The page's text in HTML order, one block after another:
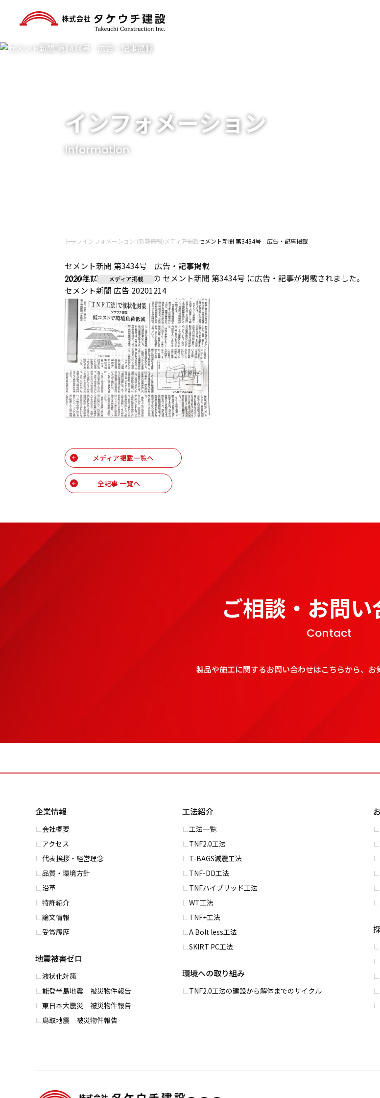
インフォメーション
Information
トップインフォメーション (新着情報) メディア掲載セメント新聞 第3434号 広告・記事掲載
2020.12.17 メディア掲載
セメント新聞 第3434号 広告・記事掲載
2020年12月14日(月)発行の セメント新聞 第3434号 に広告・記事が掲載されました。
セメント新聞 広告 20201214
メディア掲載一覧へ
全記事 一覧へ
ご相談・お問い
Contact
製品や施工に関するお問い合わせはこちらから、お
企業情報
会社概要
アクセス
代表挨拶・経営理念
品質・環境方針
沿革
特許紹介
論文情報
受賞履歴
地震被害ゼロ
液状化対策
能登半島地震 被災物件報告
東日本大震災 被災物件報告
鳥取地震 被災物件報告
工法紹介
⼯法一覧
TNF2.0⼯法
T-BAGS減震⼯法
TNF-DD⼯法
TNFハイブリッド⼯法
WT⼯法
TNF+⼯法
A Bolt less⼯法
SKIRT PC工法
環境への取り組み
TNF2.0工法の建設から解体までのサイクル